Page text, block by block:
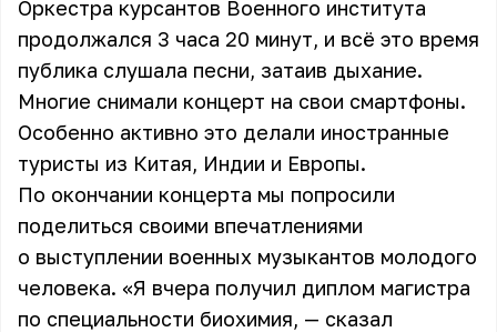
Оркестра курсантов Военного института
продолжался 3 часа 20 минут, и всё это время
публика слушала песни, затаив дыхание.
Многие снимали концерт на свои смартфоны.
Особенно активно это делали иностранные
туристы из Китая, Индии и Европы.
По окончании концерта мы попросили
поделиться своими впечатлениями
о выступлении военных музыкантов молодого
человека. «Я вчера получил диплом магистра
по специальности биохимия, — сказал